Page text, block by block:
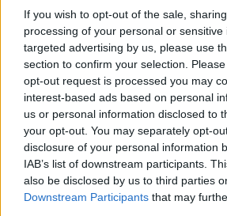
If you wish to opt-out of the sale,
processing of your personal or
targeted advertising by us, please use
section to confirm your selection.
opt-out request is processed you may
interest-based ads based on personal
us or personal information disclosed to
your opt-out. You may separately opt-
disclosure of your personal information
IAB’s list of downstream participants.
also be disclosed by us to third parties
Downstream Participants that may
Bobby McFerrinnel és Yo-Yo
számos hazai és külföldi
műfajok széles spektrumát
Orszáczky-díjat, 2017-ben
kapott. 2020 februárjában a
mutatta be első
szerzői est keretében.
VÁRALLYAY PETRA TRIÓ:
HAZE – LEMEZBEMUTATÓ